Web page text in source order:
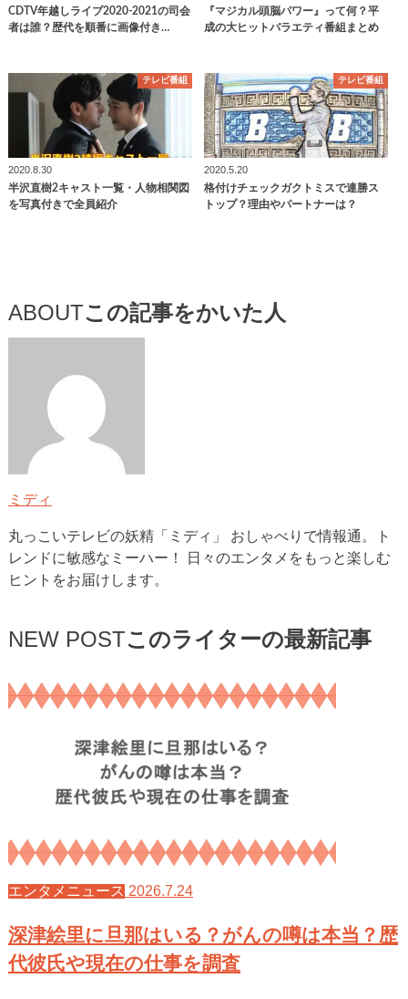
CDTV年越しライブ2020-2021の司会
者は誰？歴代を順番に画像付き…
『マジカル頭脳パワー』って何？平
成の大ヒットバラエティ番組まとめ
テレビ番組
2020.8.30
半沢直樹2キャスト一覧・人物相関図
を写真付きで全員紹介
テレビ番組
2020.5.20
格付けチェックガクトミスで連勝ス
トップ？理由やパートナーは？
ABOUTこの記事をかいた人
ミディ
丸っこいテレビの妖精「ミディ」 おしゃべりで情報通。ト
レンドに敏感なミーハー！ 日々のエンタメをもっと楽しむ
ヒントをお届けします。
NEW POSTこのライターの最新記事
エンタメニュース 2026.7.24
深津絵里に旦那はいる？がんの噂は本当？歴
代彼氏や現在の仕事を調査